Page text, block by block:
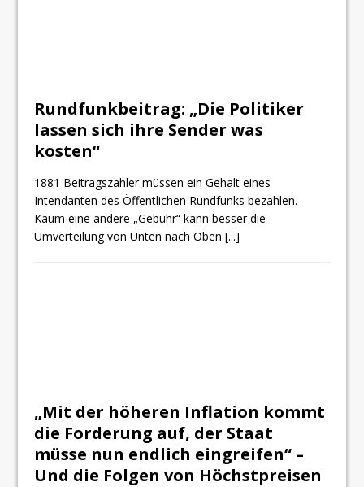
Rundfunkbeitrag: „Die Politiker
lassen sich ihre Sender was
kosten“
1881 Beitragszahler müssen ein Gehalt eines
Intendanten des Öffentlichen Rundfunks bezahlen.
Kaum eine andere „Gebühr“ kann besser die
Umverteilung von Unten nach Oben[...]
„Mit der höheren Inflation kommt
die Forderung auf, der Staat
müsse nun endlich eingreifen“ –
Und die Folgen von Höchstpreisen